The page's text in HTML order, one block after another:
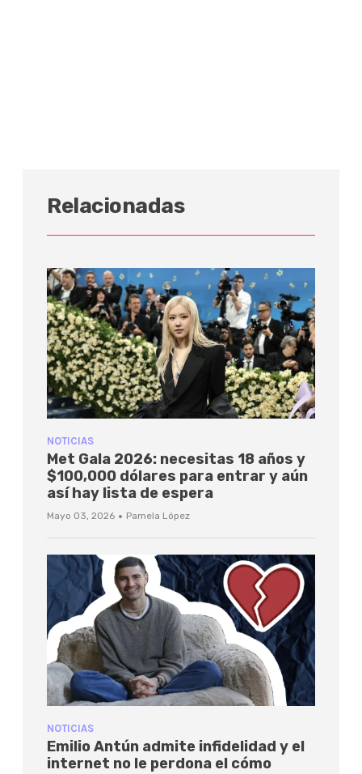
Relacionadas
NOTICIAS
Met Gala 2026: necesitas 18 años y
$100,000 dólares para entrar y aún
así hay lista de espera
Mayo 03, 2026 · Pamela López
NOTICIAS
Emilio Antún admite infidelidad y el
internet no le perdona el cómo